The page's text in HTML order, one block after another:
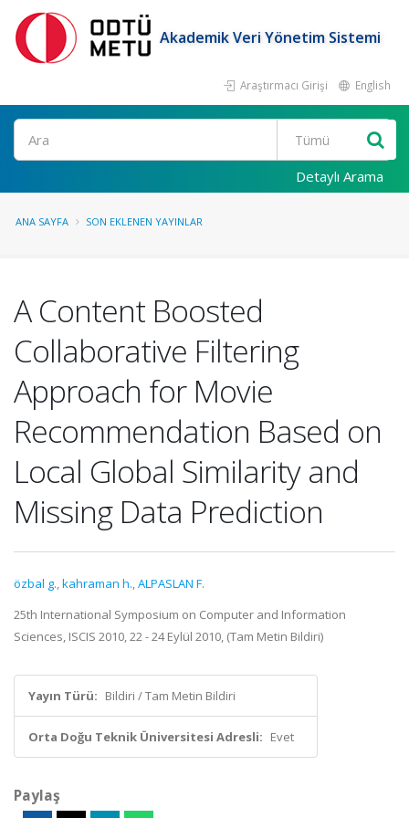
Akademik Veri Yönetim Sistemi
Araştırmacı Girişi English
Ara
Detaylı Arama
ANA SAYFA SON EKLENEN YAYINLAR
A Content Boosted
Collaborative Filtering
Approach for Movie
Recommendation Based on
Local Global Similarity and
Missing Data Prediction
özbal g.,kahraman h.,ALPASLAN F.
25th International Symposium on Computer and Information
Sciences, ISCIS 2010, 22 - 24 Eylül 2010, (Tam Metin Bildiri)
Yayın Türü: Bildiri / Tam Metin Bildiri
Orta Doğu Teknik Üniversitesi Adresli: Evet
Paylaş